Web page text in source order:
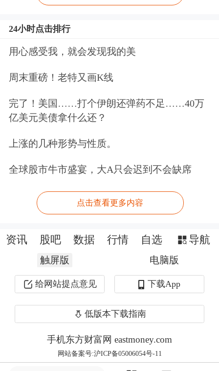
了迫切的民生服务需求，又兼顾了既有
信托业务规范的稳定性。
更具突破性的是，《通知》首次在官方
文件层面确立“信托财产意定管理
人”和“意定支付机制”。
所谓“意定”，源于《中华人民共和国民
法典》第三十三条赋予完全民事行为能
力成年人的权利——以书面协议提前指
定，当自己将来丧失或部分丧失民事行
为能力时，由谁来担任监护人。《通
权触动我的信托财产、用于什么目的、
按何种流程执行，从而将意志贯穿至失
能之后。
建元信托养老服务信托业务部左君超博
24小时点击排行
用心感受我，就会发现我的美
周末重磅！老特又画K线
完了！美国……打个伊朗还弹药不足……40万
亿美元美债拿什么还？
上涨的几种形势与性质。
全球股市牛市盛宴，大A只会迟到不会缺席
点击查看更多内容
资讯 股吧 数据 行情 自选 导航
触屏版 电脑版
给网站提点意见 下载App
低版本下载指南
手机东方财富网 eastmoney.com
网站备案号:沪ICP备05006054号-11